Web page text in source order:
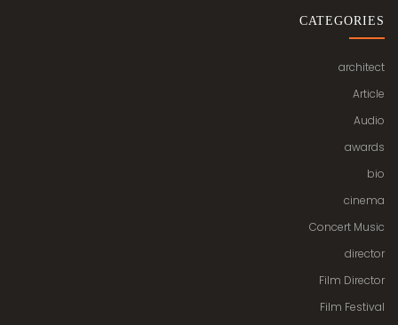
CATEGORIES
architect
Article
Audio
awards
bio
cinema
Concert Music
director
Film Director
Film Festival